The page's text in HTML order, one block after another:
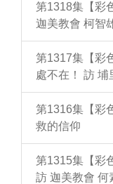
第1318集【彩
迦美教會 柯智
第1317集【彩
處不在！ 訪 埔
第1316集【彩
救的信仰
第1315集【彩
訪 迦美教會 何